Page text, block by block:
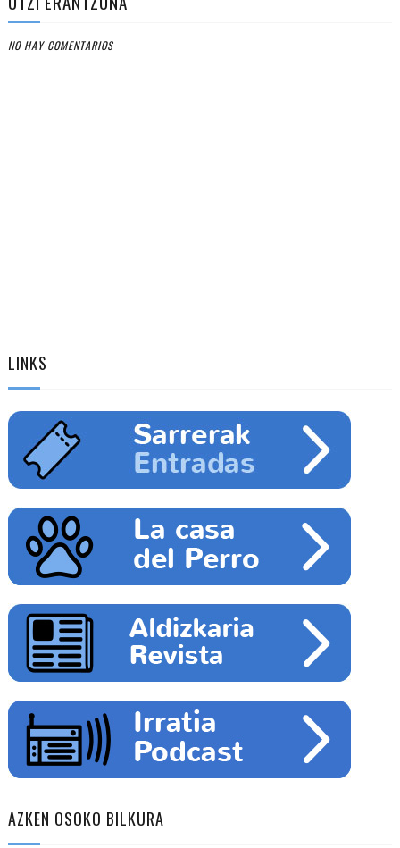
NO HAY COMENTARIOS
LINKS
AZKEN OSOKO BILKURA